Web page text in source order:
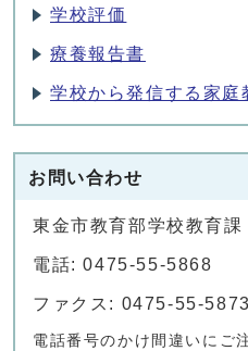
学校評価
療養報告書
学校から発信する家庭
お問い合わせ
東金市教育部学校教育
電話: 0475-55-5868
ファクス: 0475-55-5873
電話番号のかけ間違いにご